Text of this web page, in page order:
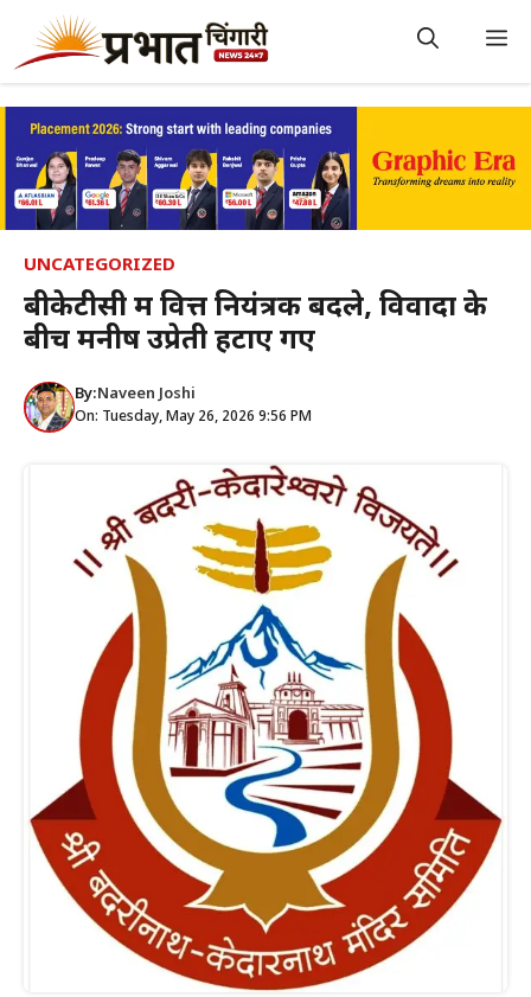
content
UNCATEGORIZED
बीकेटीसी में वित्त नियंत्रक बदले, विवादों के
बीच मनीष उप्रेती हटाए गए
By:Naveen Joshi
On: Tuesday, May 26, 2026 9:56 PM